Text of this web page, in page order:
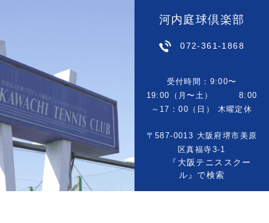
河内庭球倶楽部
072-361-1868
受付時間：9:00〜
19:00（月〜土） 8:00
～17：00（日） 木曜定休
〒587-0013 大阪府堺市美原
区真福寺3-1
『大阪テニススクー
ル』で検索